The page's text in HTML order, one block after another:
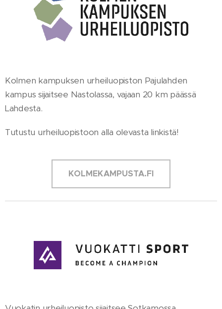
Kolmen kampuksen urheiluopiston Pajulahden
kampus sijaitsee Nastolassa, vajaan 20 km päässä
Lahdesta.
Tutustu urheiluopistoon alla olevasta linkistä!
KOLMEKAMPUSTA.FI